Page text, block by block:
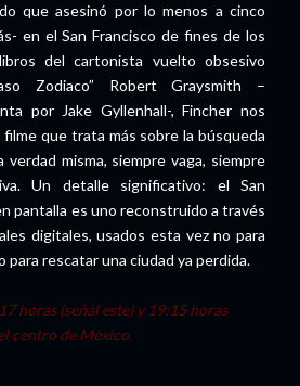
que asesinó por lo menos a cinco
en el San Francisco de fines de los
del cartonista vuelto obsesivo
Zodiaco” Robert Graysmith –
por Jake Gyllenhall-, Fincher nos
que trata más sobre la búsqueda
misma, siempre vaga, siempre
Un detalle significativo: el San
pantalla es uno reconstruido a través
digitales, usados esta vez no para
para rescatar una ciudad ya perdida.
horas (señal este) y 19:15 horas
centro de México.